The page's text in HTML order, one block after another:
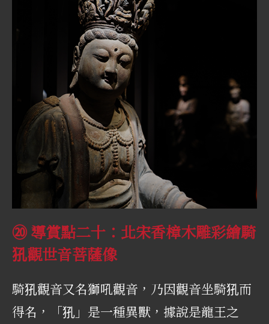
⑳ 導賞點二十：北宋香樟木雕彩繪騎
犼觀世音菩薩像
騎犼觀音又名獅吼觀音，乃因觀音坐騎犼而
得名，「犼」是一種異獸，據說是龍王之